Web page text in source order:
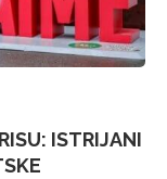
ISTRIJANI